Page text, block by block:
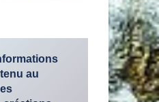
au